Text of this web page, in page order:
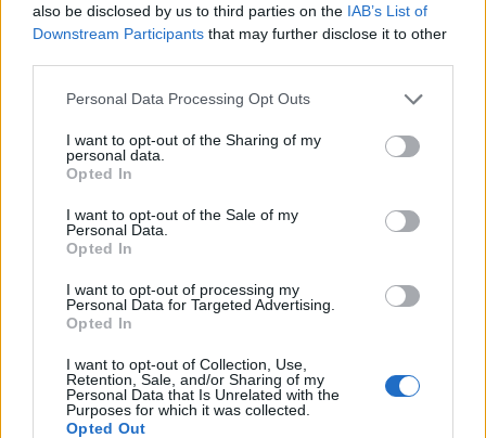
also be disclosed by us to third parties on the IAB’s List of
Downstream Participants that may further disclose it to other
Personal Data Processing Opt Outs
I want to opt-out of the Sharing of my
personal data.
Opted In
I want to opt-out of the Sale of my
Personal Data.
Opted In
I want to opt-out of processing my
Personal Data for Targeted Advertising.
Opted In
I want to opt-out of Collection, Use,
Retention, Sale, and/or Sharing of my
Personal Data that Is Unrelated with the
Purposes for which it was collected.
Opted Out
termini de les obres de l’aparcament
dels terrenys de Renfe per les altes
temperatures
Amposta recupera les Cases del Castell
i culmina un projecte estratègic que
6 d'agost de 2026
enguany amb més modistes i gairebé
40 peces a concurs
Carrega més